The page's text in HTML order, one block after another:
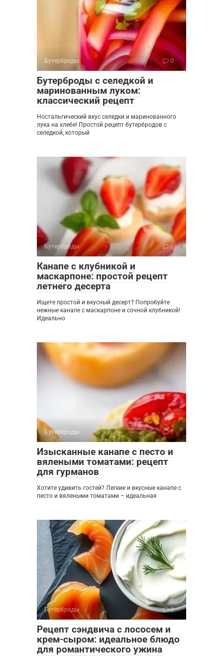
Бутерброды 0
Бутерброды с селедкой и
маринованным луком:
классический рецепт
Ностальгический вкус селедки и маринованного
лука на хлебе! Простой рецепт бутербродов с
селедкой, который
Бутерброды 0
Канапе с клубникой и
маскарпоне: простой рецепт
летнего десерта
Ищете простой и вкусный десерт? Попробуйте
нежные канапе с маскарпоне и сочной клубникой!
Идеально
Бутерброды 0
Изысканные канапе с песто и
вялеными томатами: рецепт
для гурманов
Хотите удивить гостей? Легкие и вкусные канапе с
песто и вялеными томатами – идеальная
Бутерброды 0
Рецепт сэндвича с лососем и
крем-сыром: идеальное блюдо
для романтического ужина